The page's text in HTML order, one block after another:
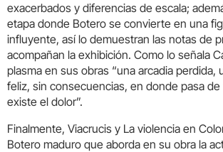
exacerbados y diferencias de escala;
etapa donde Botero se convierte en una
influyente, así lo demuestran las notas de
acompañan la exhibición. Como lo señala
plasma en sus obras “una arcadia perdida,
feliz, sin consecuencias, en donde pasa
existe el dolor”.
Finalmente, Viacrucis y La violencia en
Botero maduro que aborda en su obra la